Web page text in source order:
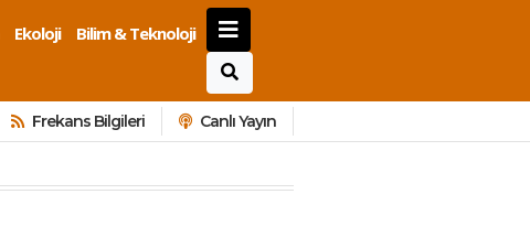
Ekoloji
Bilim & Teknoloji
Frekans Bilgileri Canlı Yayın